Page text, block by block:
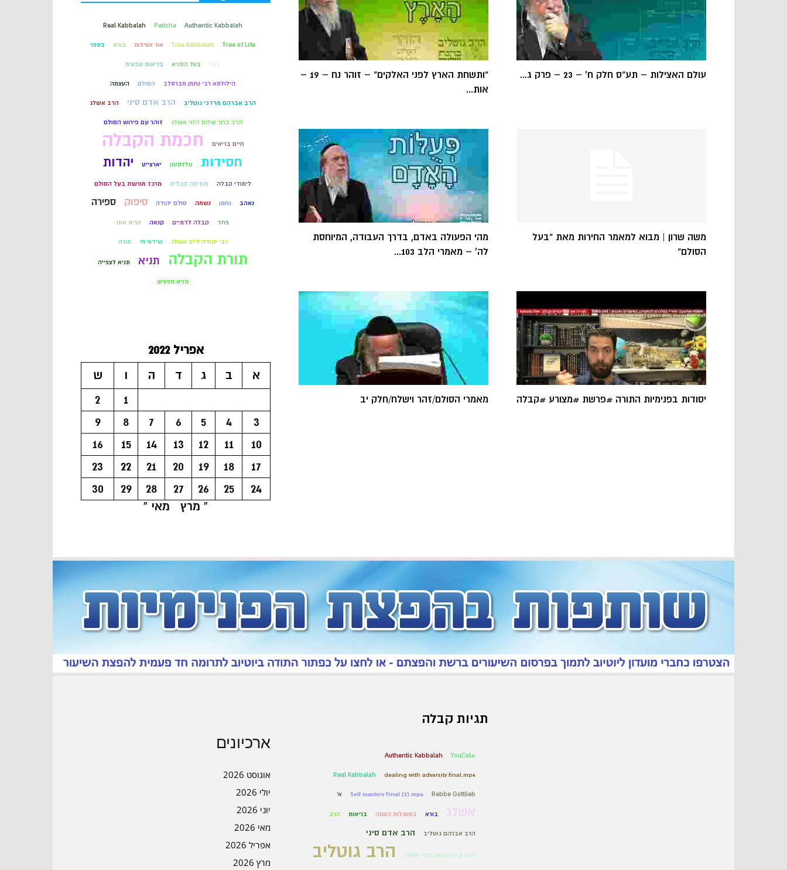
"ותשחת הארץ לפני האלקים" – זוהר נח – 19 –
אות...
עולם האצילות – תע"ס חלק ח' – 23 – פרק ג...
מהי הפעולה באדם, בדרך העבודה, המיוחסת
לה' – מאמרי הלב 103...
משה שרון | מבוא למאמר החירות מאת "בעל
הסולם"
מאמרי הסולם/זהר וישלח/חלק יב יסודות בפנימיות התורה #פרשת #מצורע #קבלה
Authentic Kabbalah
Peticha
Real Kabbalah
Tree of Life
True Kabbalah אור אצילות בורא בספר
בעל בעל התניא בריאות טבעית
הילולתא רבי נחמן מברסלב הסולם העצמה
הרב אברהם מרדכי גוטליב הרב אדם סיני הרב אשלג
הרב ברוך שלום הלוי אשלג זוהר עם פירוש הסולם
חיים בריאים חכמת הקבלה
חסידות טלזסטון יארצייט יהדות
לימודי קבלה מוזיקה קבלית מרכז מורשת בעל הסולם
נאהב נחמן נשמה סולם יהודה סיפוק ספירה
פחד קבלה לדתיים קנאה קרית אונו
רבי יהודה לייב אשלג שידור חי תורה
תורת הקבלה תניא תניא לצפייה
תניא מפורש
אפריל 2022
א
ב ג ד ה ו
ש
1
2
3
4
5
6
7
8
9
10
11
12
13
14
15
16
17
18
19
20
21
22
23
24
25
26
27
28
29
30
« מרץ
מאי »
ארכיונים
אוגוסט 2026
יולי 2026
יוני 2026
מאי 2026
אפריל 2026
מרץ 2026
תגיות קבלה
#YouCut
Authentic Kabbalah
dealing with adversity final.mp4
Real Kabbalah
Rebbe Gottlieb
Self mastery Final (2).mp4 א'
אשלג בורא במעגלות השנה בריאות הרב
הרב אברהם גוטליב הרב אדם סיני
הרב ברוך שלום הלוי אשלג הרב גוטליב